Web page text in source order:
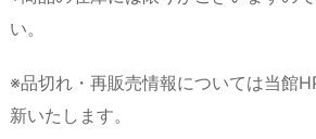
い。
※品切れ・再販売情報については当館
新いたします。